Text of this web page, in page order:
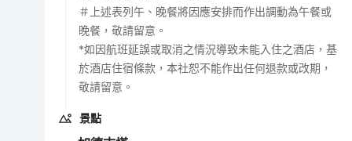
＃上述表列午、晚餐將因應安排而作出調動為午餐或
晚餐，敬請留意。
*如因航班延誤或取消之情況導致未能入住之酒店，基
於酒店住宿條款，本社恕不能作出任何退款或改期，
敬請留意。
景點